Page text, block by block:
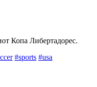
Копа Либертадорес.
#sports #usa